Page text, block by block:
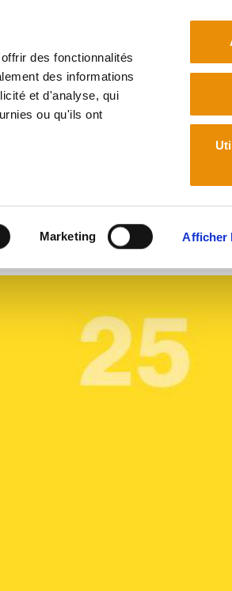
des fonctionnalités
des informations
et d'analyse, qui
ou qu'ils ont
Marketing Afficher
temps de crise